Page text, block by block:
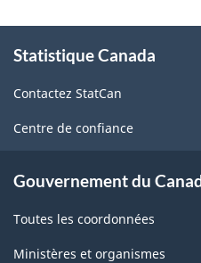
propos
ce
site
Statistique Canada
Contactez StatCan
Centre de confiance
Gouvernement du
Toutes les coordonnées
Ministères et organismes